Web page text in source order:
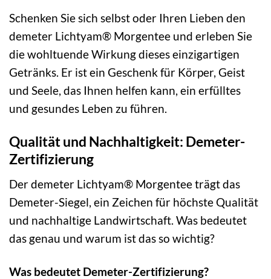
Schenken Sie sich selbst oder Ihren Lieben den
demeter Lichtyam® Morgentee und erleben Sie
die wohltuende Wirkung dieses einzigartigen
Getränks. Er ist ein Geschenk für Körper, Geist
und Seele, das Ihnen helfen kann, ein erfülltes
und gesundes Leben zu führen.
Qualität und Nachhaltigkeit: Demeter-
Zertifizierung
Der demeter Lichtyam® Morgentee trägt das
Demeter-Siegel, ein Zeichen für höchste Qualität
und nachhaltige Landwirtschaft. Was bedeutet
das genau und warum ist das so wichtig?
Was bedeutet Demeter-Zertifizierung?